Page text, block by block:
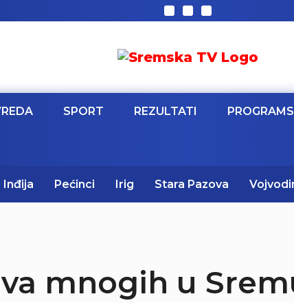
SPORT REZULTATI
Inđija Pećinci Irig Stara Pazova
mnogih u